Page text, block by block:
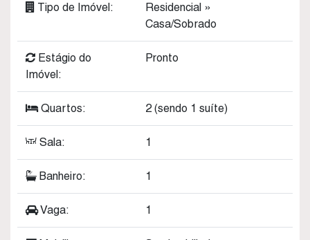
Tipo de Imóvel: Residencial »
Casa/Sobrado
Estágio do
Imóvel:
Pronto
Quartos: 2 (sendo 1 suíte)
Sala: 1
Banheiro: 1
Vaga: 1